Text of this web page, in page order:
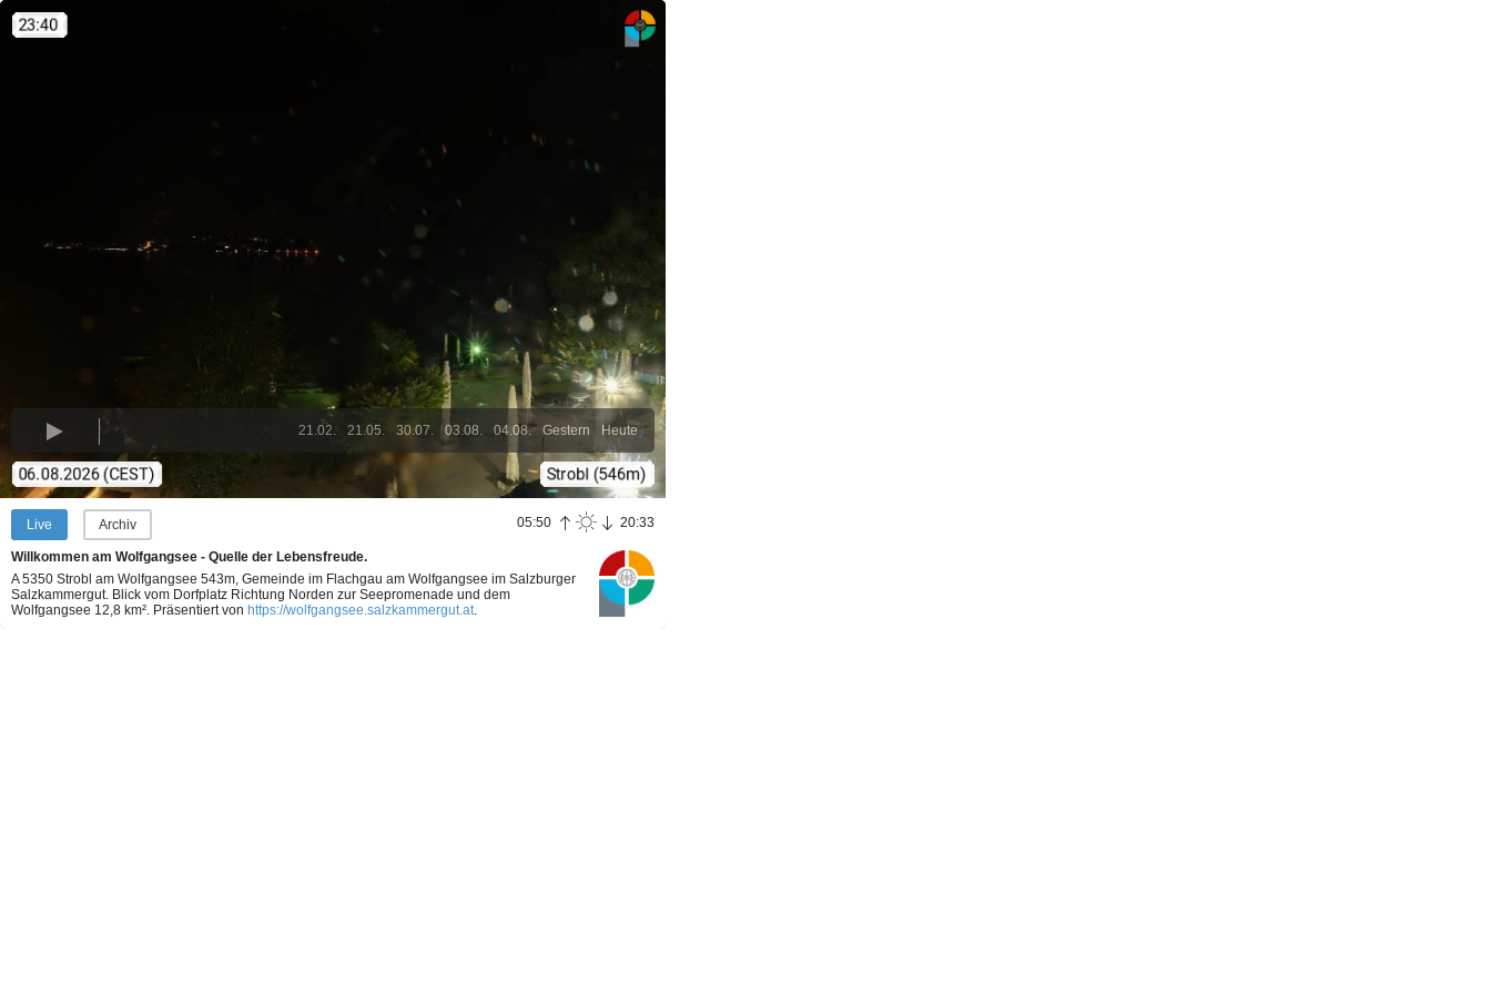
Heute
Gestern
04.08.
03.08.
30.07.
21.05.
21.02.
Live Archiv 05:50 20:33
Willkommen am Wolfgangsee - Quelle der Lebensfreude.
A 5350 Strobl am Wolfgangsee 543m, Gemeinde im Flachgau am Wolfgangsee im Salzburger
Salzkammergut. Blick vom Dorfplatz Richtung Norden zur Seepromenade und dem
Wolfgangsee 12,8 km². Präsentiert von https://wolfgangsee.salzkammergut.at.